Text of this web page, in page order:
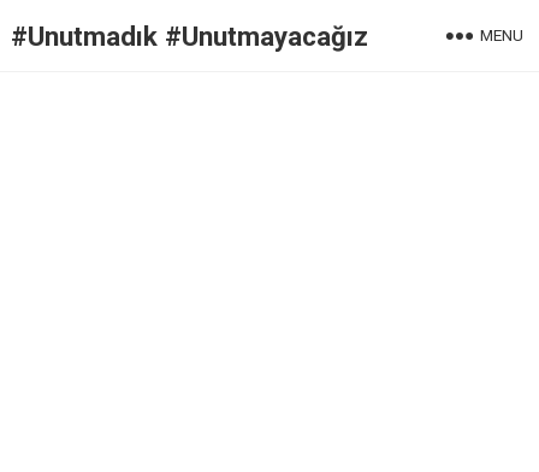
#Unutmadık #Unutmayacağız MENU